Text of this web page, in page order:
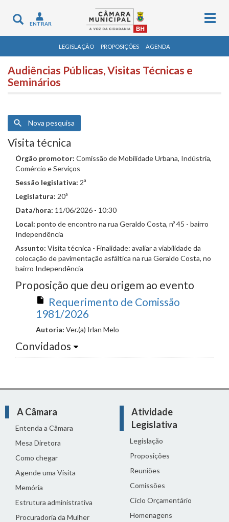
Toggle
navigation
ENTRAR
LEGISLAÇÃO PROPOSIÇÕES AGENDA
Audiências Públicas, Visitas Técnicas e
Seminários
Nova pesquisa
Visita técnica
Órgão promotor: Comissão de Mobilidade Urbana, Indústria,
Comércio e Serviços
Sessão legislativa: 2ª
Legislatura: 20ª
Data/hora: 11/06/2026 - 10:30
Local: ponto de encontro na rua Geraldo Costa, nº 45 - bairro
Independência
Assunto: Visita técnica - Finalidade: avaliar a viabilidade da
colocação de pavimentação asfáltica na rua Geraldo Costa, no
bairro Independência
Proposição que deu origem ao evento
Requerimento de Comissão
1981/2026
Autoria: Ver.(a) Irlan Melo
Convidados
A Câmara
Entenda a Câmara
Mesa Diretora
Como chegar
Agende uma Visita
Memória
Estrutura administrativa
Procuradoria da Mulher
Atividade
Legislativa
Legislação
Proposições
Reuniões
Comissões
Ciclo Orçamentário
Homenagens